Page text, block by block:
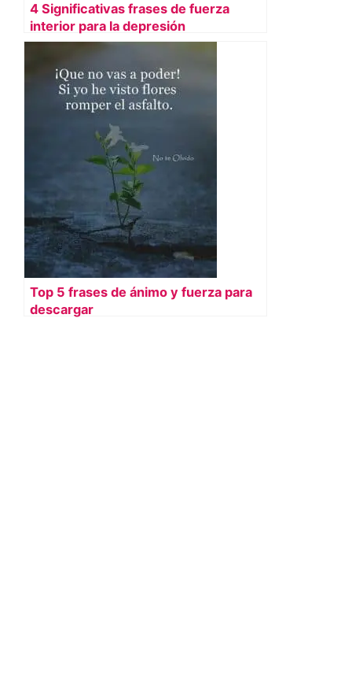
4 Significativas frases de fuerza
interior para la depresión
Top 5 frases de ánimo y fuerza para
descargar